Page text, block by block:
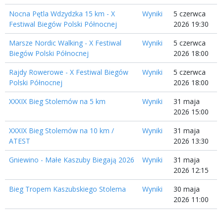
Nocna Pętla Wdzydzka 15 km - X
Festiwal Biegów Polski Północnej
Wyniki
5 czerwca
2026 19:30
Marsze Nordic Walking - X Festiwal
Biegów Polski Północnej
Wyniki
5 czerwca
2026 18:00
Rajdy Rowerowe - X Festiwal Biegów
Polski Północnej
Wyniki
5 czerwca
2026 18:00
XXXIX Bieg Stolemów na 5 km
Wyniki
31 maja
2026 15:00
XXXIX Bieg Stolemów na 10 km /
ATEST
Wyniki
31 maja
2026 13:30
Gniewino - Małe Kaszuby Biegają 2026
Wyniki
31 maja
2026 12:15
Bieg Tropem Kaszubskiego Stolema
Wyniki
30 maja
2026 11:00